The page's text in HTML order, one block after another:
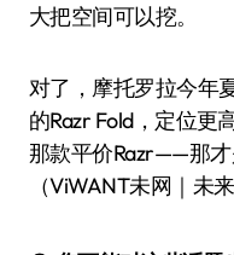
大把空间可以挖。
对了，摩托罗拉今年
的Razr Fold，定位更
那款平价Razr——那才
（ViWANT未网｜未